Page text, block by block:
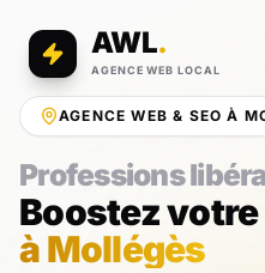
AWL.
AGENCE WEB LOCAL
AGENCE WEB & SEO À
Professions
Boostez
à Mollégès